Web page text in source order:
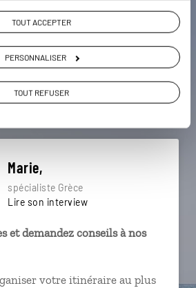
TOUT ACCEPTER
PERSONNALISER
TOUT REFUSER
Delphes Forts vénitiens
Marie,
spécialiste Grèce
Lire son interview
et demandez conseils à nos
votre itinéraire au plus